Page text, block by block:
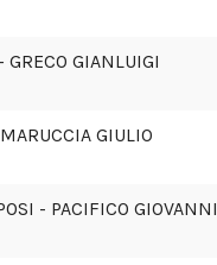
GIANLUIGI
GIULIO
- PACIFICO GIOVANNI